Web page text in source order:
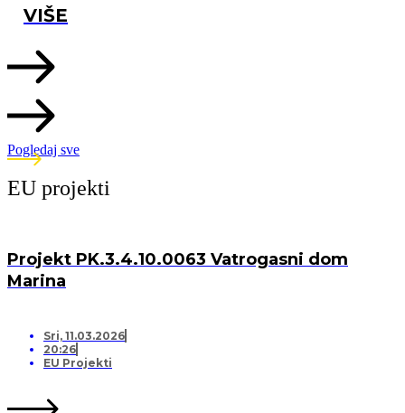
VIŠE
Pogledaj sve
EU projekti
Projekt PK.3.4.10.0063 Vatrogasni dom
Marina
Sri, 11.03.2026
20:26
EU Projekti